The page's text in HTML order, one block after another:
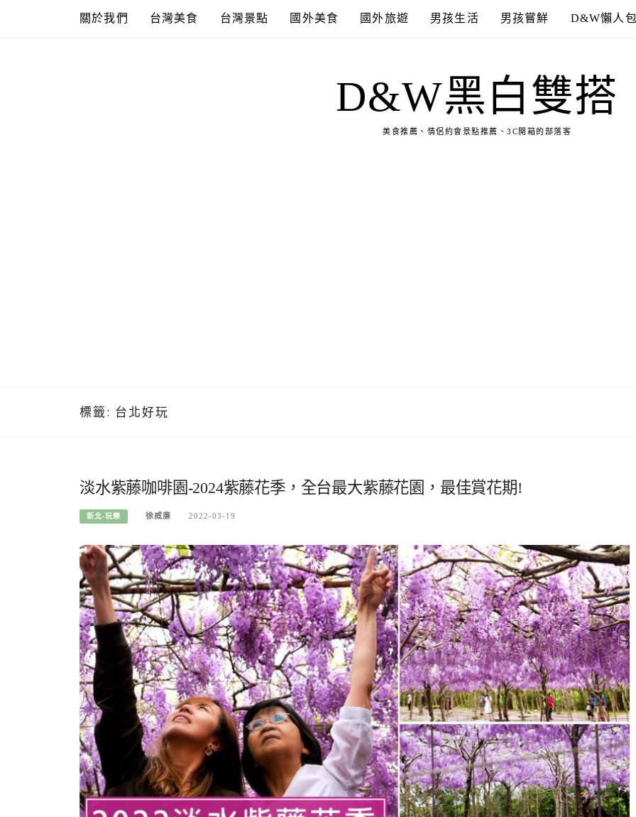
關於我們 台灣美食 台灣景點 國外美食 國外旅遊 男孩生活 男孩嘗鮮 D&W懶人
D&W黑白雙搭
美食推薦、情侶約會景點推薦、3C開箱的部落客
標籤: 台北好玩
淡水紫藤咖啡園-2024紫藤花季，全台最大紫藤花園，最佳賞花期!
新北-玩樂 徐威廉 2022-03-19